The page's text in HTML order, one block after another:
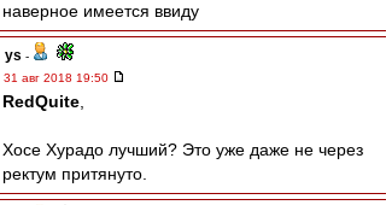
наверное имеется ввиду
ys -
31 авг 2018 19:50
RedQuite
Хосе Хурадо лучший? Это уже даже не через
ректум притянуто.